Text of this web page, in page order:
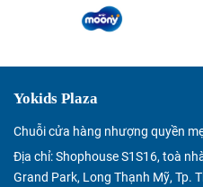
Yokids Plaza
Chuỗi cửa hàng nhượng quyền
Địa chỉ: Shophouse S1S16, toà
Grand Park, Long Thạnh Mỹ, Tp.